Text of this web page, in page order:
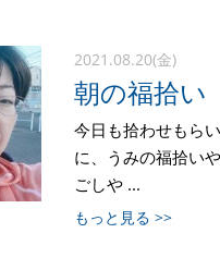
2021.08.20(金)
朝の福拾い
今日も拾わせもら
に、うみの福拾い
ごしや ...
もっと見る >>